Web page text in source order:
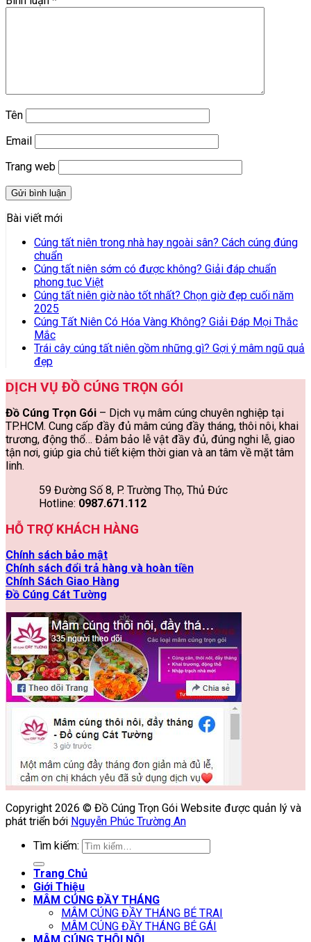
Tên
Email
Trang web
Bài viết mới
Cúng tất niên trong nhà hay ngoài sân? Cách cúng đúng
chuẩn
Cúng tất niên sớm có được không? Giải đáp chuẩn
phong tục Việt
Cúng tất niên giờ nào tốt nhất? Chọn giờ đẹp cuối năm
2025
Cúng Tất Niên Có Hóa Vàng Không? Giải Đáp Mọi Thắc
Mắc
Trái cây cúng tất niên gồm những gì? Gợi ý mâm ngũ quả
đẹp
DỊCH VỤ ĐỒ CÚNG TRỌN GÓI
Đồ Cúng Trọn Gói – Dịch vụ mâm cúng chuyên nghiệp tại
TP.HCM. Cung cấp đầy đủ mâm cúng đầy tháng, thôi nôi, khai
trương, động thổ… Đảm bảo lễ vật đầy đủ, đúng nghi lễ, giao
tận nơi, giúp gia chủ tiết kiệm thời gian và an tâm về mặt tâm
linh.
59 Đường Số 8, P. Trường Thọ, Thủ Đức
Hotline: 0987.671.112
HỖ TRỢ KHÁCH HÀNG
Chính sách bảo mật
Chính sách đổi trả hàng và hoàn tiền
Chính Sách Giao Hàng
Đồ Cúng Cát Tường
Copyright 2026 © Đồ Cúng Trọn Gói Website được quản lý và
phát triển bới Nguyễn Phúc Trường An
Tìm kiếm:
Trang Chủ
Giới Thiệu
MÂM CÚNG ĐẦY THÁNG
MÂM CÚNG ĐẦY THÁNG BÉ TRAI
MÂM CÚNG ĐẦY THÁNG BÉ GÁI